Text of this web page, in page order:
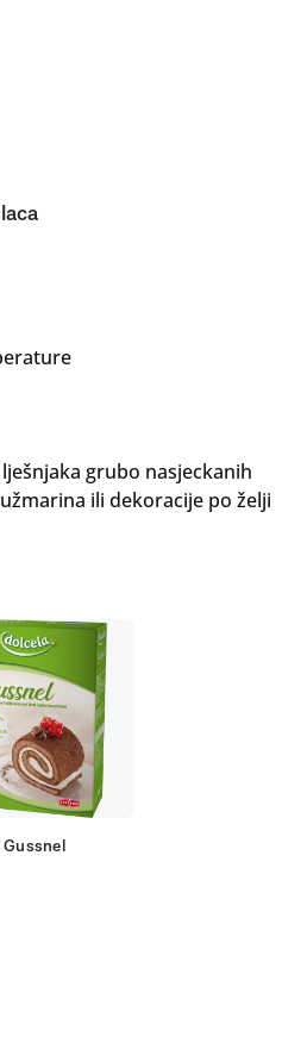
grubo nasjeckanih
ili dekoracije po želji
Gussnel